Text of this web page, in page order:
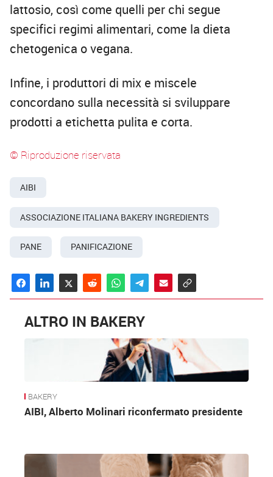
lattosio, così come quelli per chi segue
specifici regimi alimentari, come la dieta
chetogenica o vegana.
Infine, i produttori di mix e miscele
concordano sulla necessità si sviluppare
prodotti a etichetta pulita e corta.
© Riproduzione riservata
AIBI
ASSOCIAZIONE ITALIANA BAKERY INGREDIENTS
PANE PANIFICAZIONE
ALTRO IN BAKERY
BAKERY
AIBI, Alberto Molinari riconfermato presidente